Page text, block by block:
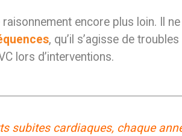
encore plus loin. Il
, qu’il s’agisse de
lors d’interventions.
subites cardiaques, chaque